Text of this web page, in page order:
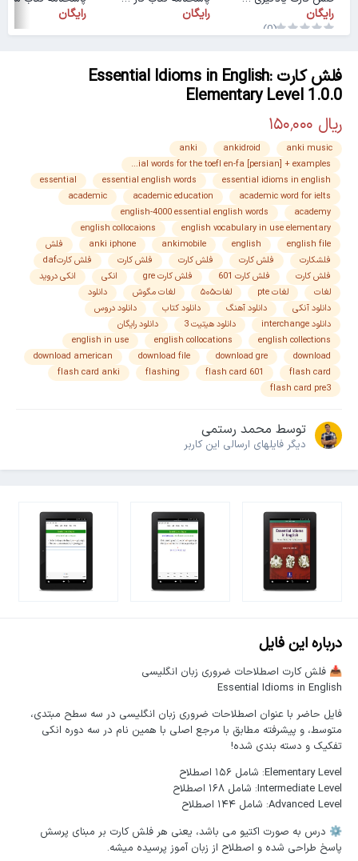
رایگان
(0)
رایگان رایگان
فلش کارت Essential Idioms in English:
Elementary Level 1.0.0
anki music
ankidroid
anki
essential words for the toefl en-fa [persian] + examples
essential idioms in english
essential english words
essential
academic word for ielts
academic education
academic
academy
english-4000 essential english words
english vocabulary in use elementary
english collocaions
english file
english
ankimobile
anki iphone
فلش
فلشکارت
فلش کارت فلش کارت فلش کارت
فلش کارتdaf
فلش کارت
فلش کارت 601 فلش کارت gre انکی
انکی دروید
لغات
لغات pte لغات۵۰۵ لغات مگوش
دانلود
دانلود آنکی
دانلود آهنگ دانلود کتاب
دانلود دروس
دانلود interchange
دانلود هیتیت 3
دانلود رایگان
english collections
english collocations
english in use
download
download gre
download file
download american
flash card
flash card 601
flashing
flash card anki
flash card pre3
توسط محمد رستمی
دیگر فایل‎های ارسالی این کاربر
درباره این فایل
📥 فلش کارت اصطلاحات ضروری زبان انگلیسی
Essential Idioms in English
فایل حاضر با عنوان اصطلاحات ضروری زبان انگلیسی در سه سطح مبتدی،
متوسط، و پیشرفته مطابق با مرجع اصلی با همین نام در سه دوره انکی
تفکیک و دسته بندی شده!
Elementary Level: شامل ۱۵۶ اصطلاح
Intermediate Level: شامل ۱۶۸ اصطلاح
Advanced Level: شامل ۱۴۴ اصطلاح
⚙️ درس به صورت اکتیو می باشد، یعنی هر فلش کارت بر مبنای پرسش
پاسخ طراحی شده و اصطلاح از زبان آموز پرسیده میشه.